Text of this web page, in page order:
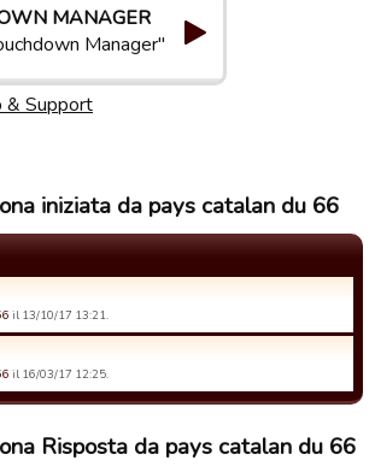
MANAGER
Manager"
& Support
iniziata da pays catalan du 66
il 13/10/17 13:21.
il 16/03/17 12:25.
Risposta da pays catalan du 66